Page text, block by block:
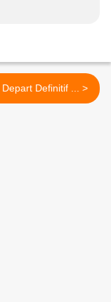
Chirac Depart Definitif ... >